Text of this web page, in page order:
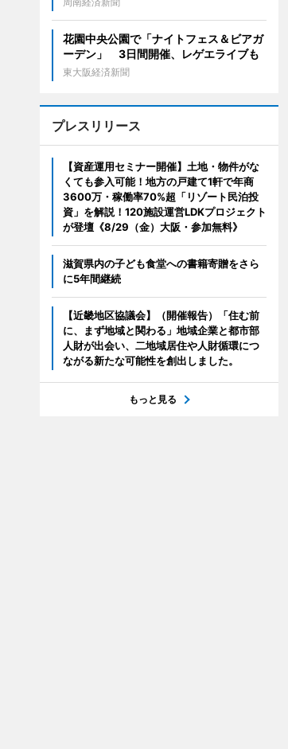
花園中央公園で「ナイトフェス＆ビアガ
ーデン」 3日間開催、レゲエライブも
東大阪経済新聞
プレスリリース
【資産運用セミナー開催】土地・物件がな
くても参入可能！地方の戸建て1軒で年商
3600万・稼働率70%超「リゾート民泊投
資」を解説！120施設運営LDKプロジェクト
が登壇《8/29（金）大阪・参加無料》
滋賀県内の子ども食堂への書籍寄贈をさら
に5年間継続
【近畿地区協議会】（開催報告）「住む前
に、まず地域と関わる」地域企業と都市部
人財が出会い、二地域居住や人財循環につ
ながる新たな可能性を創出しました。
もっと見る